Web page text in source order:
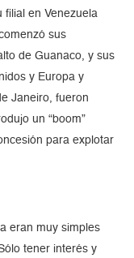
filial en Venezuela
sus
de Guanaco, y sus
y Europa y
Janeiro, fueron
un “boom”
para explotar
eran muy simples
tener interés y